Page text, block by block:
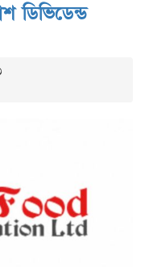
ডিভিডেন্ড